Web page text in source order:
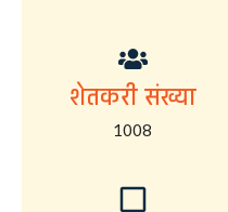
शेतकरी संख्या
1008